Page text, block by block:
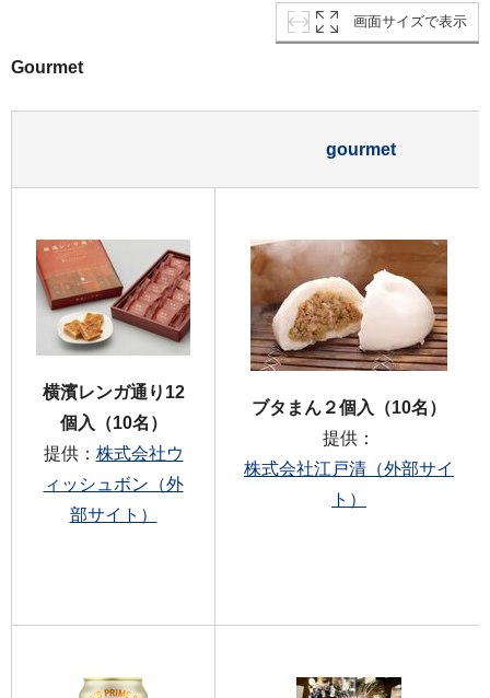
画面サイズで表示
Gourmet
gourmet
横濱レンガ通り12
個入（10名）
提供： 株式会社ウ
ィッシュボン（外
部サイト）
ブタまん２個入（10名）
提供：
株式会社江戸清（外部サイ
ト）